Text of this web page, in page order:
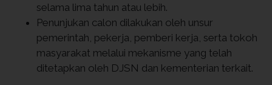
selama lima tahun atau lebih.
Penunjukan calon dilakukan oleh unsur
pemerintah, pekerja, pemberi kerja, serta tokoh
masyarakat melalui mekanisme yang telah
ditetapkan oleh DJSN dan kementerian terkait.